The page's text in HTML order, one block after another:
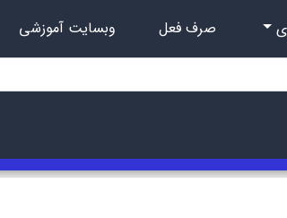
صرف فعل وبسایت آموزشی